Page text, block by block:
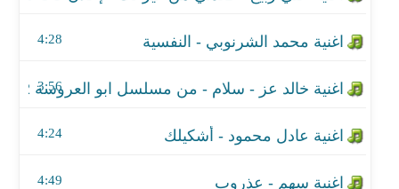
4:28
3:56
4:24
4:49
اغنية أمين المهني ـ حسيت بلي
اغنية من كل مكان - من منتدى شباب العالم
اغنية حمزة هوساوي - المليون ميل